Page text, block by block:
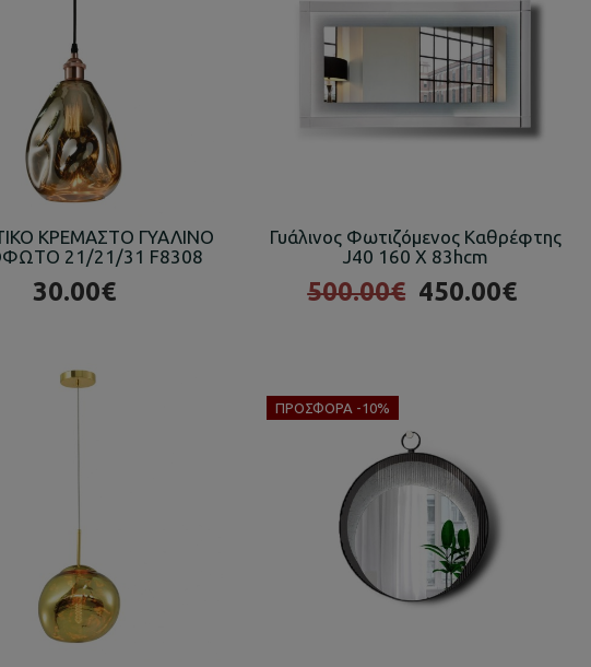
ΚΡΕΜΑΣΤΟ ΓΥΑΛΙΝΟ
21/21/31 F8308
30.00€
Γυάλινος Φωτιζόμενος Καθρέφτης
J40 160 X 83hcm
500.00€ 450.00€
ΠΡΟΣΦΟΡΆ -10%